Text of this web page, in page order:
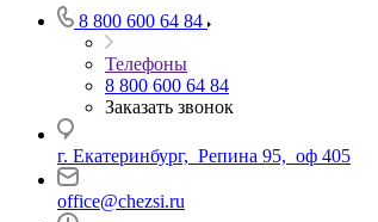
8 800 600 64 84
Телефоны
8 800 600 64 84
Заказать звонок
г. Екатеринбург, Репина 95, оф 405
office@chezsi.ru